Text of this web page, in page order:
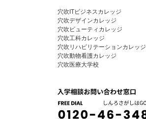
穴吹ITビジネスカレッジ
穴吹デザインカレッジ
穴吹ビューティカレッジ
穴吹工科カレッジ
穴吹リハビリテーションカレッジ
穴吹動物看護カレッジ
穴吹医療大学校